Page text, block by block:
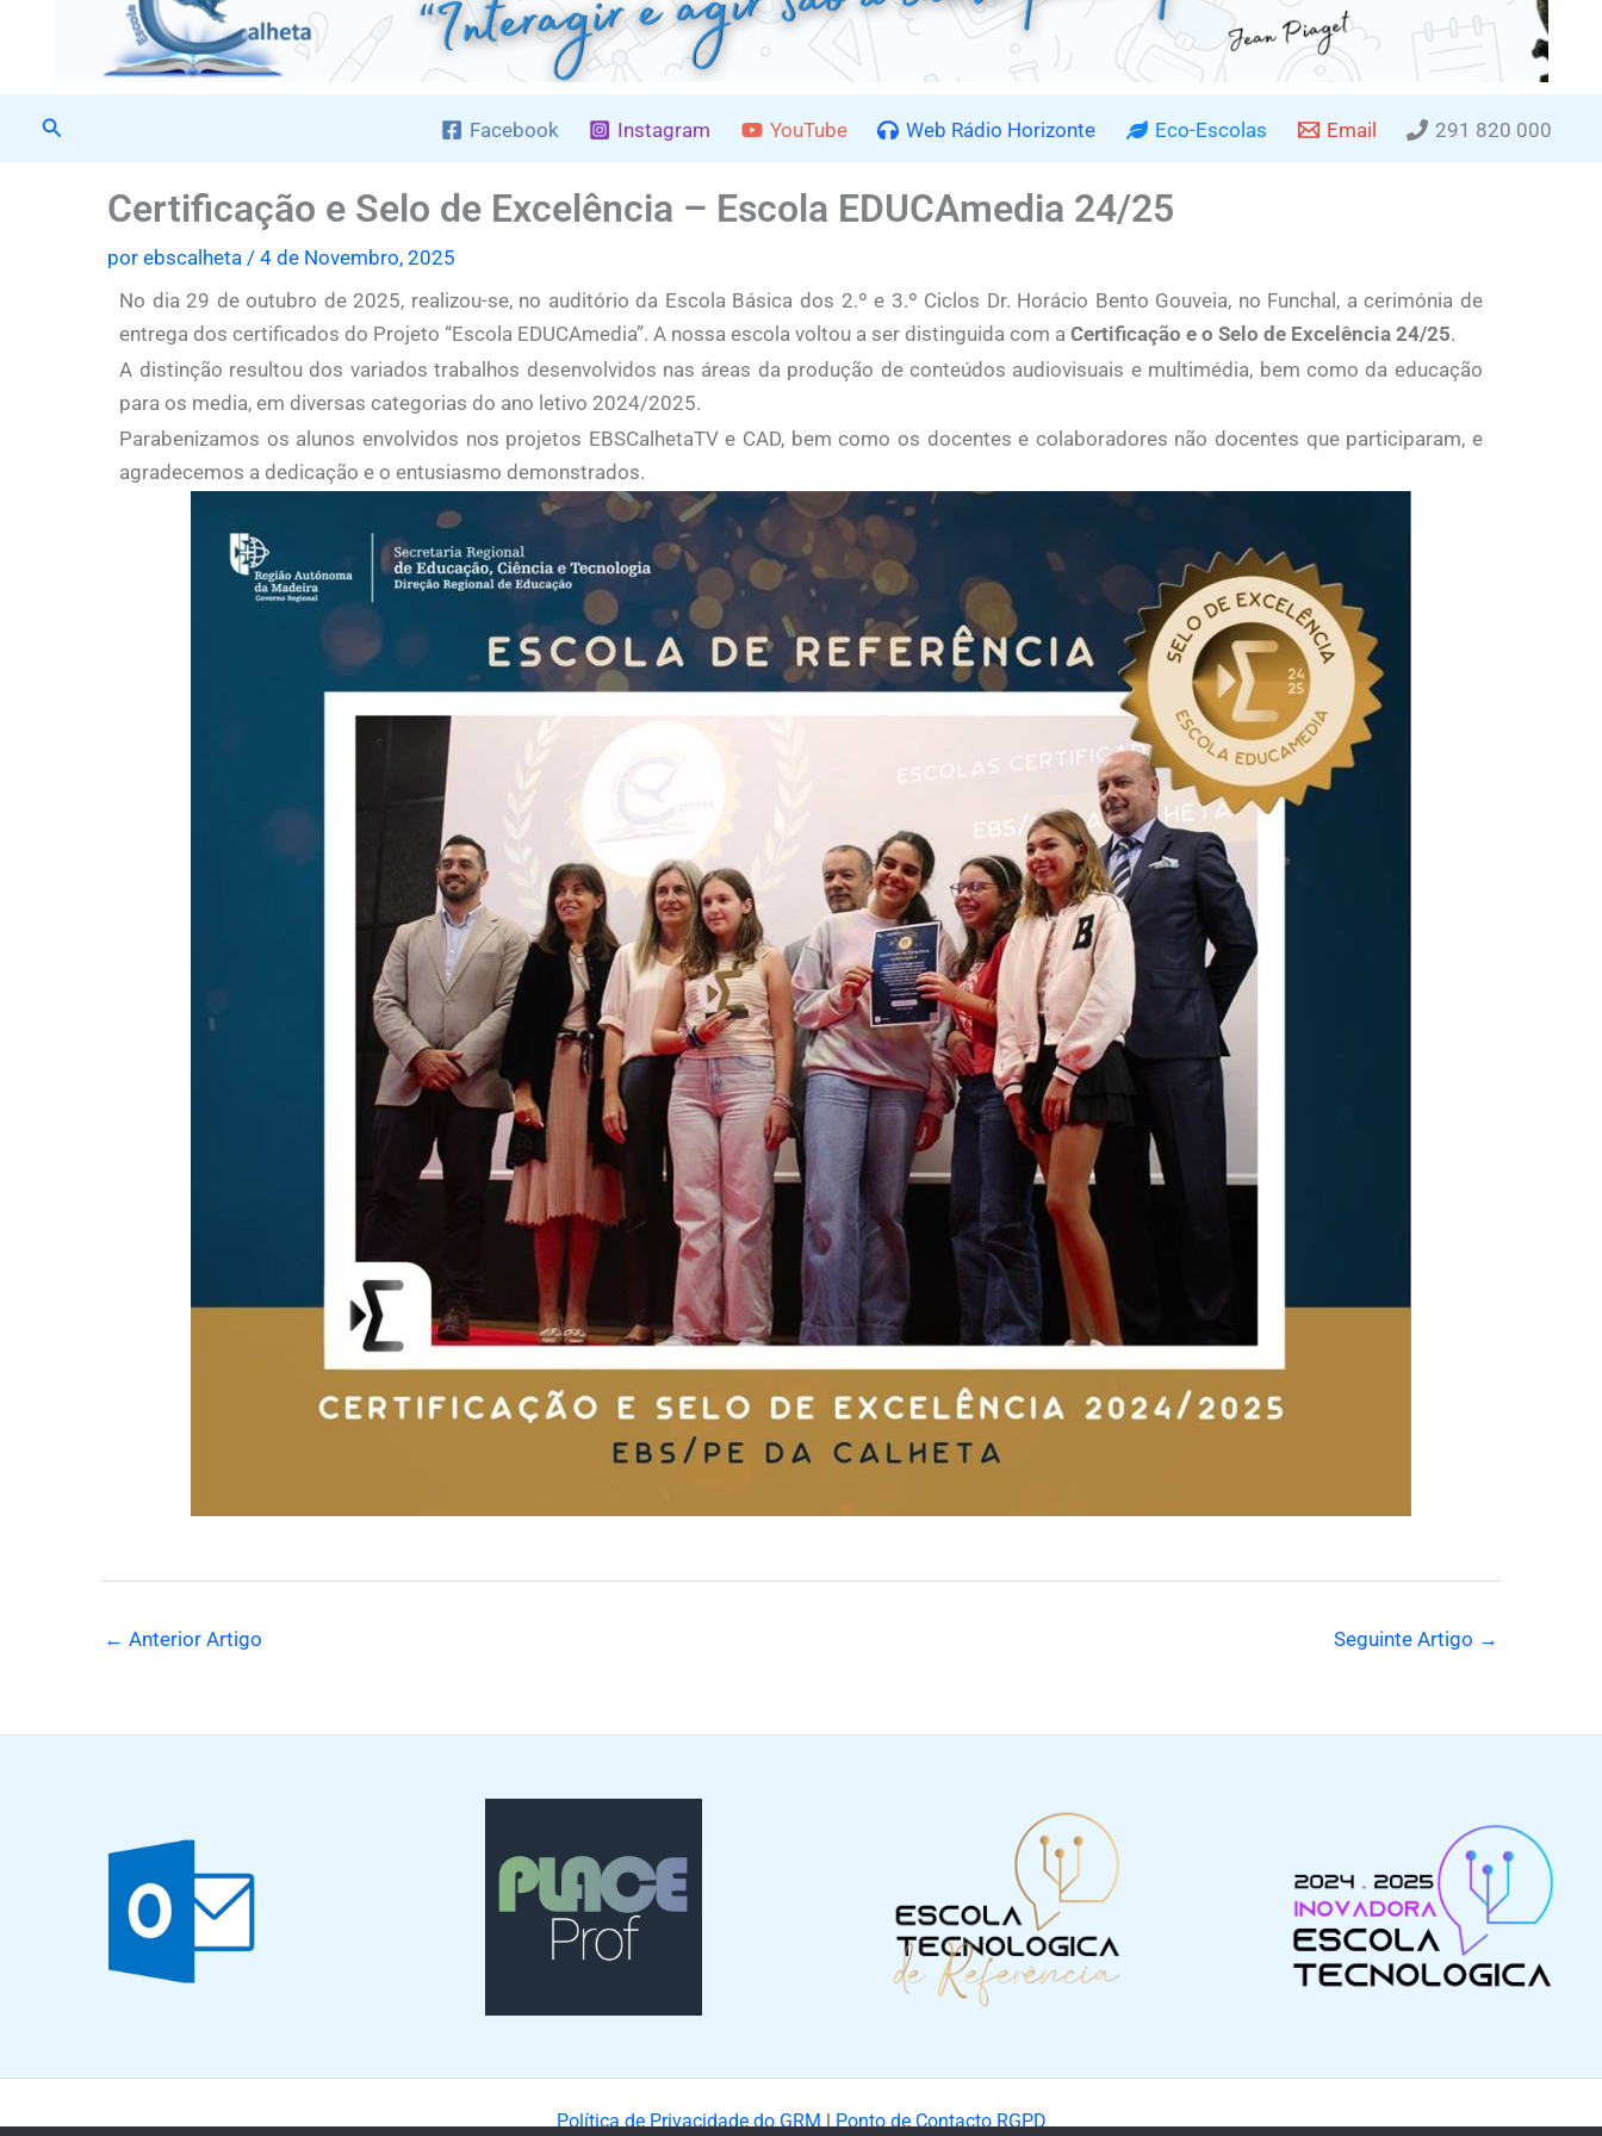
Procurar Facebook Instagram YouTube Web Rádio Horizonte Eco-Escolas Email 291 820 000
Certificação e Selo de Excelência – Escola EDUCAmedia 24/25
porebscalheta/4 de Novembro, 2025
No dia 29 de outubro de 2025, realizou-se, no auditório da Escola Básica dos 2.º e 3.º Ciclos Dr. Horácio Bento Gouveia, no Funchal, a cerimónia de
entrega dos certificados do Projeto “Escola EDUCAmedia”. A nossa escola voltou a ser distinguida com aCertificação e o Selo de Excelência 24/25.
A distinção resultou dos variados trabalhos desenvolvidos nas áreas da produção de conteúdos audiovisuais e multimédia, bem como da educação
para os media, em diversas categorias do ano letivo 2024/2025.
Parabenizamos os alunos envolvidos nos projetos EBSCalhetaTV e CAD, bem como os docentes e colaboradores não docentes que participaram, e
agradecemos a dedicação e o entusiasmo demonstrados.
← Anterior Artigo Seguinte Artigo →
Política de Privacidade do GRM|Ponto de Contacto RGPD